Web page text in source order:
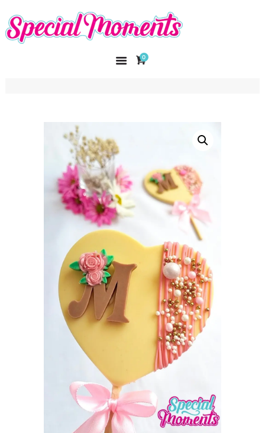
0
SPECIAL MOMENTS
El amor hecho arte
CURSOS
CONTACTO